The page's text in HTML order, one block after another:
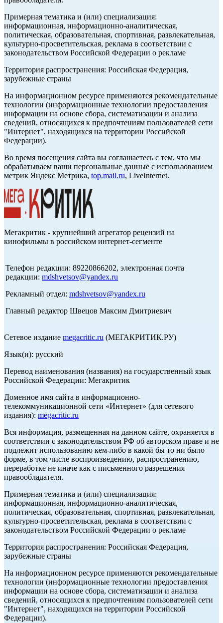
Примерная тематика и (или) специализация:
информационная, информационно-аналитическая,
политическая, образовательная, спортивная, развлекательная,
культурно-просветительская, реклама в соответствии с
законодательством Российской Федерации о рекламе
Территория распространения: Российская Федерация,
зарубежные страны
На информационном ресурсе применяются рекомендательные
технологии (информационные технологии предоставления
информации на основе сбора, систематизации и анализа
сведений, относящихся к предпочтениям пользователей сети
"Интернет", находящихся на территории Российской
Федерации).
Во время посещения сайта вы соглашаетесь с тем, что мы
обрабатываем ваши персональные данные с использованием
метрик Яндекс Метрика, top.mail.ru, LiveInternet.
Мегакритик - крупнейший агрегатор рецензий на
кинофильмы в российском интернет-сегменте
Телефон редакции: 89220866202, электронная почта
редакции: mdshvetsov@yandex.ru
Рекламный отдел: mdshvetsov@yandex.ru
Главный редактор Швецов Максим Дмитриевич
Сетевое издание megacritic.ru (МЕГАКРИТИК.РУ)
Язык(и): русский
Перевод наименования (названия) на государственный язык
Российской Федерации: Мегакритик
Доменное имя сайта в информационно-
телекоммуникационной сети «Интернет» (для сетевого
издания): megacritic.ru
Вся информация, размещенная на данном сайте, охраняется в
соответствии с законодательством РФ об авторском праве и не
подлежит использованию кем-либо в какой бы то ни было
форме, в том числе воспроизведению, распространению,
переработке не иначе как с письменного разрешения
правообладателя.
Примерная тематика и (или) специализация:
информационная, информационно-аналитическая,
политическая, образовательная, спортивная, развлекательная,
культурно-просветительская, реклама в соответствии с
законодательством Российской Федерации о рекламе
Территория распространения: Российская Федерация,
зарубежные страны
На информационном ресурсе применяются рекомендательные
технологии (информационные технологии предоставления
информации на основе сбора, систематизации и анализа
сведений, относящихся к предпочтениям пользователей сети
"Интернет", находящихся на территории Российской
Федерации).